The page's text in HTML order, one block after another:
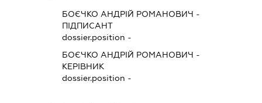
БОЄЧКО АНДРІЙ РОМАНОВИЧ -
ПІДПИСАНТ
dossier.position -
БОЄЧКО АНДРІЙ РОМАНОВИЧ -
КЕРІВНИК
dossier.position -